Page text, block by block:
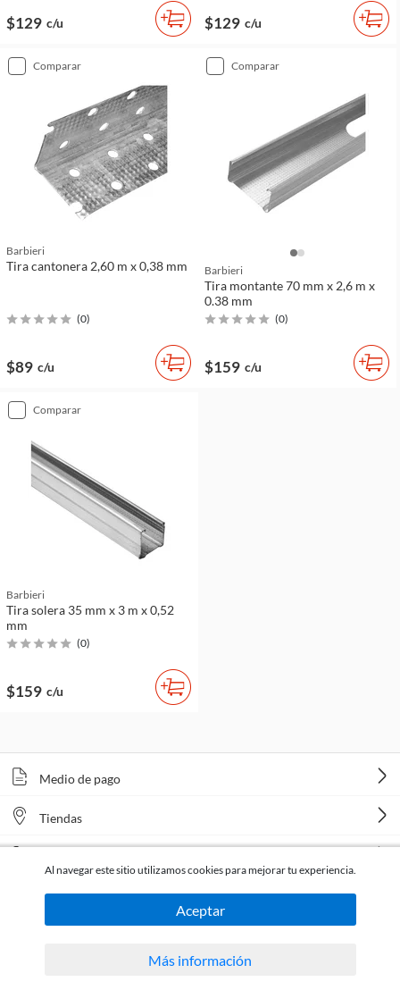
$129 c/u $129 c/u
comparar
Barbieri
Tira cantonera 2,60 m x 0,38 mm
(0)
$89 c/u
comparar
Barbieri
Tira montante 70 mm x 2,6 m x
0.38 mm
(0)
$159 c/u
comparar
Barbieri
Tira solera 35 mm x 3 m x 0,52
mm
(0)
$159 c/u
Medio de pago
Tiendas
Todos los derechos reservados Homecenter Sodimac S.A. | R.U.T. 216996650015.
Al navegar este sitio utilizamos cookies para mejorar tu experiencia.
Aceptar
Más información